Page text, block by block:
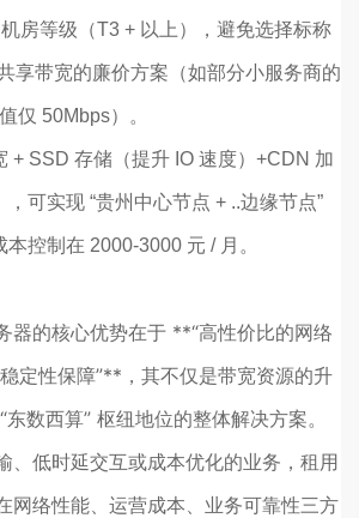
房等级（T3 + 以上），避免选择标称
享带宽的廉价方案（如部分小服务商的
仅 50Mbps）。
+ SSD 存储（提升 IO 速度）+CDN 加
可实现 “贵州中心节点 + ..边缘节点”
控制在 2000-3000 元 / 月。
器的核心优势在于 **“高性价比的网络
定性保障”**，其不仅是带宽资源的升
数西算” 枢纽地位的整体解决方案。
、低时延交互或成本优化的业务，租用
网络性能、运营成本、业务可靠性三方